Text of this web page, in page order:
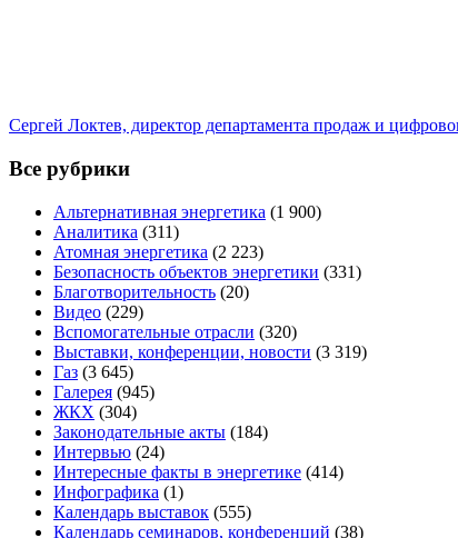
Сергей Локтев, директор департамента продаж и
Все рубрики
Альтернативная энергетика (1 900)
Аналитика (311)
Атомная энергетика (2 223)
Безопасность объектов энергетики (331)
Благотворительность (20)
Видео (229)
Вспомогательные отрасли (320)
Выставки, конференции, новости (3 319)
Газ (3 645)
Галерея (945)
ЖКХ (304)
Законодательные акты (184)
Интервью (24)
Интересные факты в энергетике (414)
Инфографика (1)
Календарь выставок (555)
Календарь семинаров, конференций (38)